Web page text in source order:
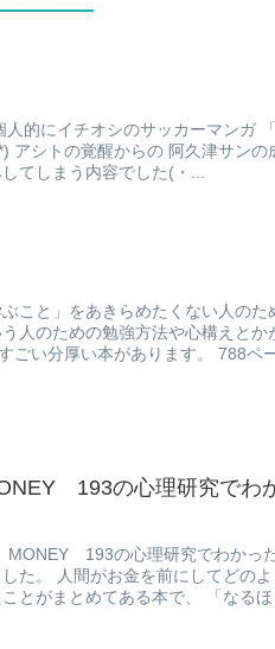
・
てしまう内容でした(・...
こと」をあきらめたくない人のた
人のための勉強方法や心構えとか
ジ数788ページとい
193の心理研究でわか
193の心理研究でわかっ
をするのか、と